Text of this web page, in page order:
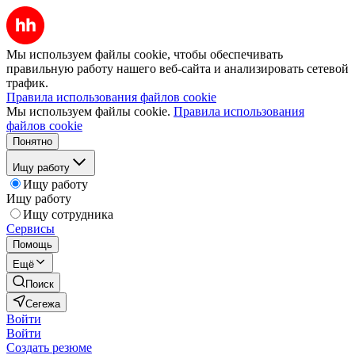
Мы используем файлы cookie, чтобы обеспечивать
правильную работу нашего веб-сайта и анализировать сетевой
трафик.
Правила использования файлов cookie
Мы используем файлы cookie. Правила использования
файлов cookie
Понятно
Ищу работу
Ищу работу
Ищу работу
Ищу сотрудника
Сервисы
Помощь
Ещё
Поиск
Сегежа
Войти
Войти
Создать резюме